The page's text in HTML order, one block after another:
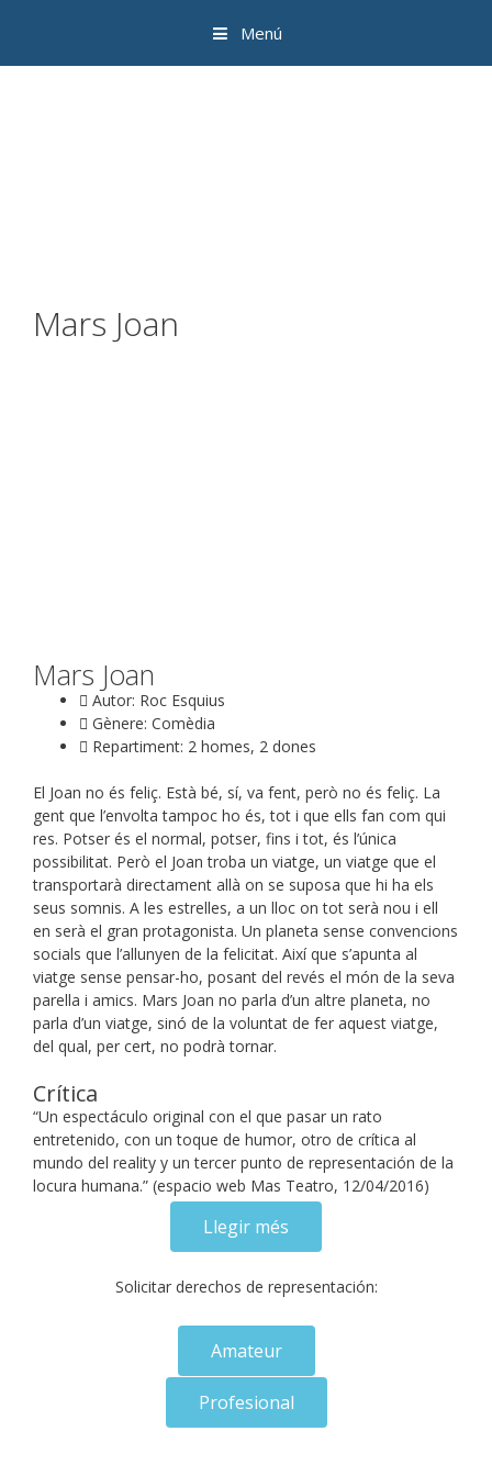
Menú
Mars Joan
Mars Joan
Autor: Roc Esquius
Gènere: Comèdia
Repartiment: 2 homes, 2 dones
El Joan no és feliç. Està bé, sí, va fent, però no és feliç. La
gent que l’envolta tampoc ho és, tot i que ells fan com qui
res. Potser és el normal, potser, fins i tot, és l’única
possibilitat. Però el Joan troba un viatge, un viatge que el
transportarà directament allà on se suposa que hi ha els
seus somnis. A les estrelles, a un lloc on tot serà nou i ell
en serà el gran protagonista. Un planeta sense convencions
socials que l’allunyen de la felicitat. Així que s’apunta al
viatge sense pensar-ho, posant del revés el món de la seva
parella i amics. Mars Joan no parla d’un altre planeta, no
parla d’un viatge, sinó de la voluntat de fer aquest viatge,
del qual, per cert, no podrà tornar.
Crítica
“Un espectáculo original con el que pasar un rato
entretenido, con un toque de humor, otro de crítica al
mundo del reality y un tercer punto de representación de la
locura humana.” (espacio web Mas Teatro, 12/04/2016)
Llegir més
Solicitar derechos de representación:
Amateur
Profesional